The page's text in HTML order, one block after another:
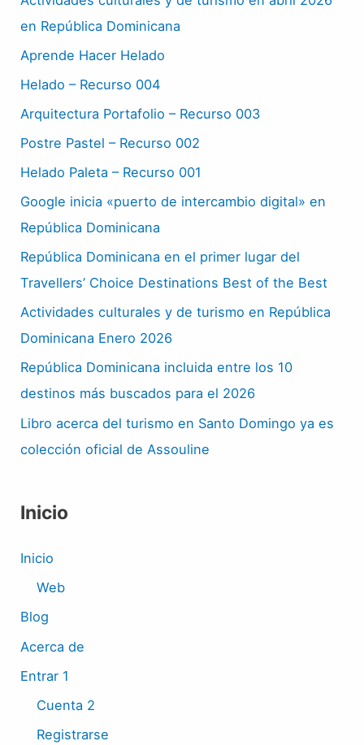
en República Dominicana
Aprende Hacer Helado
Helado – Recurso 004
Arquitectura Portafolio – Recurso 003
Postre Pastel – Recurso 002
Helado Paleta – Recurso 001
Google inicia «puerto de intercambio digital» en
República Dominicana
República Dominicana en el primer lugar del
Travellers’ Choice Destinations Best of the Best
Actividades culturales y de turismo en República
Dominicana Enero 2026
República Dominicana incluida entre los 10
destinos más buscados para el 2026
Libro acerca del turismo en Santo Domingo ya es
colección oficial de Assouline
Inicio
Inicio
Web
Blog
Acerca de
Entrar 1
Cuenta 2
Registrarse